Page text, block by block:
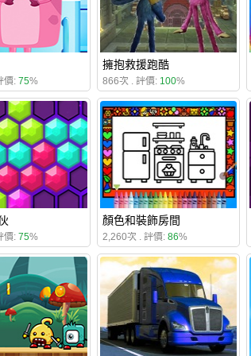
價: 75%
擁抱救援跑酷
866次 . 評價: 100%
價: 75%
顏色和裝飾房間
2,260次 . 評價: 86%